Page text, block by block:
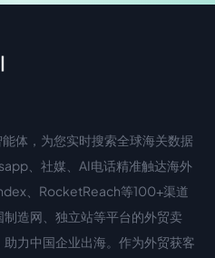
体，为您实时搜索全球海关数据
、社媒、AI电话精准触达海外
、RocketReach等100+渠道
造网、独立站等平台的外贸卖
力中国企业出海。作为外贸获客